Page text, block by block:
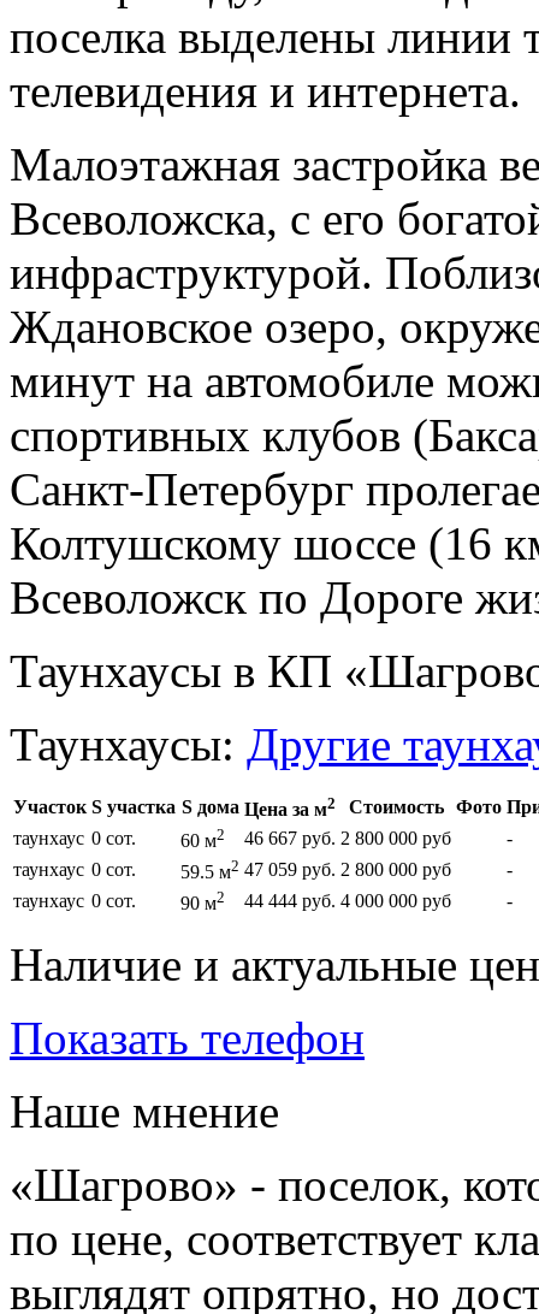
поселка выделены линии
телевидения и интернета.
Малоэтажная застройка
Всеволожска, с его
инфраструктурой.
Ждановское озеро,
минут на автомобиле
спортивных клубов
Санкт-Петербург
Колтушскому шоссе (16
Всеволожск по Дороге
Таунхаусы в КП
Таунхаусы: Другие
Участок S участка S дома Цена за м2 Стоимость Фото
таунхаус 0 сот. 60 м2 46 667 руб. 2 800 000 руб
-
таунхаус 0 сот. 59.5 м2 47 059 руб. 2 800 000 руб
-
таунхаус 0 сот. 90 м2 44 444 руб. 4 000 000 руб -
Наличие и актуальные
Показать телефон
Наше мнение
«Шагрово» - поселок,
по цене, соответствует
выглядят опрятно, но